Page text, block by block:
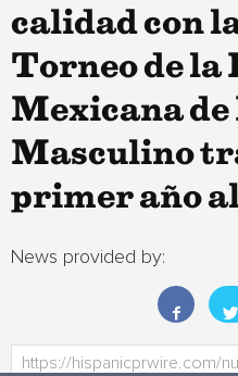
calidad con
Torneo de la
Mexicana
Masculino
primer año
News provided by: